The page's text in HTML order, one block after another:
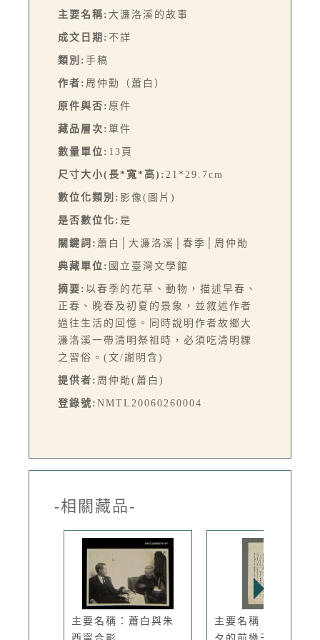
主要名稱: 大濂洛溪的故事
成文日期: 不詳
類別: 手稿
作者: 周仲勳（蕭白）
原件與否: 原件
藏品層次: 單件
數量單位: 13頁
尺寸大小(長*寬*高): 21*29.7cm
數位化類別: 影像(圖片)
是否數位化: 是
關鍵詞: 蕭白│大濂洛溪│春季│周仲勛
典藏單位: 國立臺灣文學館
摘要: 以春季的花草、動物，描述早春、
正春、晚春及初夏的景象，並敘述作者
過往生活的回憶。同時說明作者故鄉大
濂洛溪一帶清明祭祖時，必須吃清明粿
之習俗。(文/謝明含)
提供者: 周仲勛(蕭白)
登錄號: NMTL20060260004
-相關藏品-
主要名稱：蕭白與朱
主要名稱：後記（除